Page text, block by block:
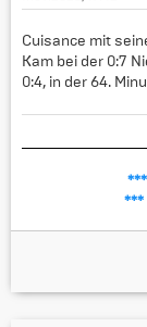
Cuisance mit
Kam bei der 0:7
0:4, in der 64.
***